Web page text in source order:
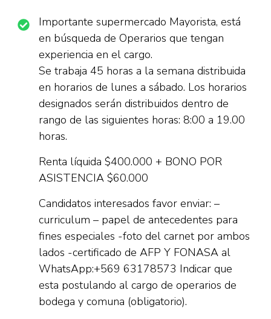
Importante supermercado Mayorista, está
en búsqueda de Operarios que tengan
experiencia en el cargo.
Se trabaja 45 horas a la semana distribuida
en horarios de lunes a sábado. Los horarios
designados serán distribuidos dentro de
rango de las siguientes horas: 8:00 a 19.00
horas.
Renta líquida $400.000 + BONO POR
ASISTENCIA $60.000
Candidatos interesados favor enviar: –
curriculum – papel de antecedentes para
fines especiales -foto del carnet por ambos
lados -certificado de AFP Y FONASA al
WhatsApp:+569 63178573 Indicar que
esta postulando al cargo de operarios de
bodega y comuna (obligatorio).